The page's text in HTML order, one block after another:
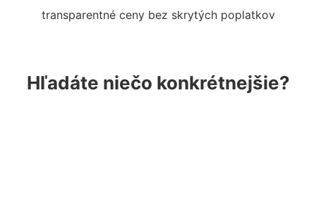
transparentné ceny bez skrytých poplatkov
Hľadáte niečo konkrétnejšie?